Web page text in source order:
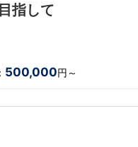
指して
500,000円～